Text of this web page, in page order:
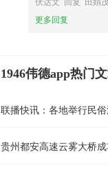
更多回复
1946伟德app热门
联播快讯：各地举行民
贵州都安高速云雾大桥